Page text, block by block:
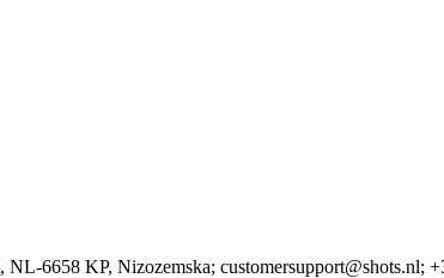
, NL-6658 KP, Nizozemska; customersupport@shots.nl;